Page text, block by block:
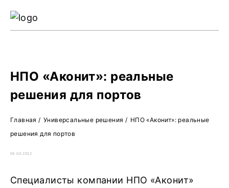
НПО «Аконит»: реальные
решения для портов
Главная / Универсальные решения / НПО «Аконит»: реальные
решения для портов
04.04.2022
Специалисты компании НПО «Аконит»